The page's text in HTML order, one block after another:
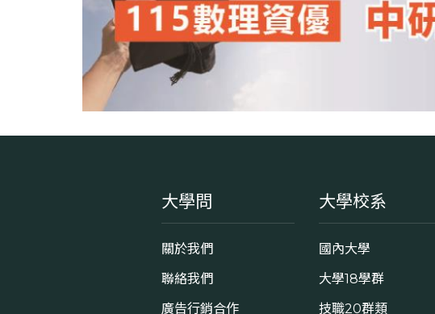
大學問
關於我們
聯絡我們
廣告行銷合作
大學校系
國內大學
大學18學群
技職20群類